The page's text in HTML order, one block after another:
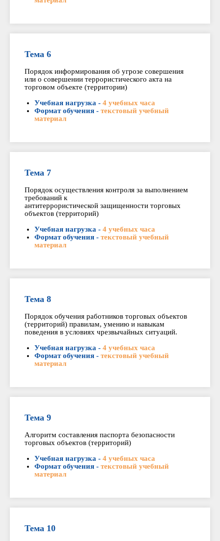
Тема 6
Порядок информирования об угрозе совершения
или о совершении террористического акта на
торговом объекте (территории)
Учебная нагрузка - 4 учебных часа
Формат обучения - текстовый учебный
материал
Тема 7
Порядок осуществления контроля за выполнением
требований к
антитеррористической защищенности торговых
объектов (территорий)
Учебная нагрузка - 4 учебных часа
Формат обучения - текстовый учебный
материал
Тема 8
Порядок обучения работников торговых объектов
(территорий) правилам, умению и навыкам
поведения в условиях чрезвычайных ситуаций.
Учебная нагрузка - 4 учебных часа
Формат обучения - текстовый учебный
материал
Тема 9
Алгоритм составления паспорта безопасности
торговых объектов (территорий)
Учебная нагрузка - 4 учебных часа
Формат обучения - текстовый учебный
материал
Тема 10